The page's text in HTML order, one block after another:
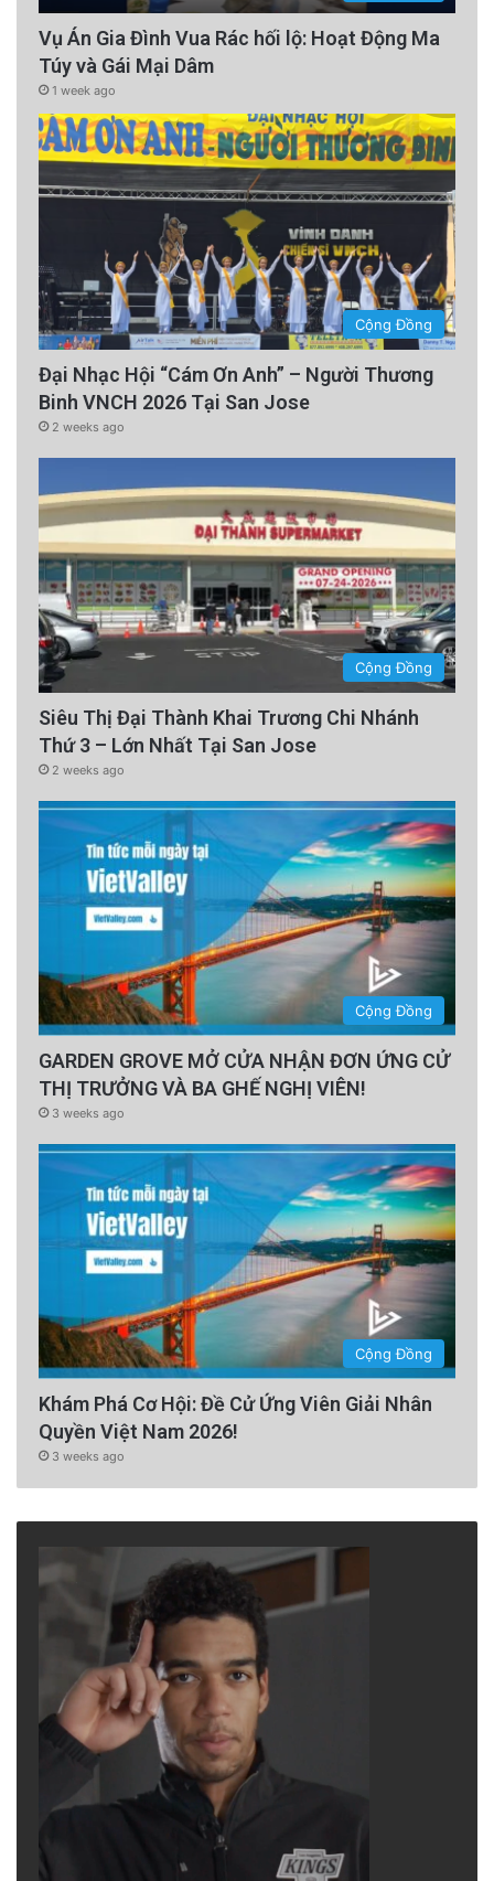
Vụ Án Gia Đình Vua Rác hối lộ: Hoạt Động Ma
Túy và Gái Mại Dâm
1 week ago
Cộng Đồng
Đại Nhạc Hội “Cám Ơn Anh” – Người Thương
Binh VNCH 2026 Tại San Jose
2 weeks ago
Cộng Đồng
Siêu Thị Đại Thành Khai Trương Chi Nhánh
Thứ 3 – Lớn Nhất Tại San Jose
2 weeks ago
Cộng Đồng
GARDEN GROVE MỞ CỬA NHẬN ĐƠN ỨNG CỬ
THỊ TRƯỞNG VÀ BA GHẾ NGHỊ VIÊN!
3 weeks ago
Cộng Đồng
Khám Phá Cơ Hội: Đề Cử Ứng Viên Giải Nhân
Quyền Việt Nam 2026!
3 weeks ago